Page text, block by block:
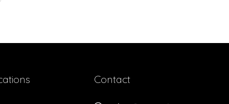
Contact